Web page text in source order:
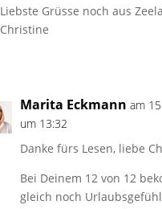
Liebste Grüsse noch aus
Christine
Marita Eckmann am
um 13:32
Danke fürs Lesen, liebe
Bei Deinem 12 von 12
gleich noch